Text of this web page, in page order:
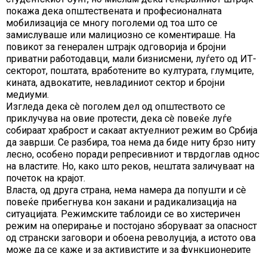
покажа дека општествената и професионалната
мобилизација се многу поголеми од тоа што се
замислуваше или малициозно се коментираше. На
повикот за генерален штрајк одговорија и бројни
приватни работодавци, мали бизнисмени, луѓето од ИТ-
секторот, поштата, вработените во културата, глумците,
кината, адвокатите, невладиниот сектор и бројни
медиуми.
Изгледа дека сè поголем дел од општеството се
приклучува на овие протести, дека сè повеќе луѓе
собираат храброст и сакаат актуелниот режим во Србија
да заврши. Се разбира, тоа нема да биде ниту брзо ниту
лесно, особено поради репресивниот и тврдоглав однос
на властите. Но, како што реков, нештата заличуваат на
почеток на крајот.
Власта, од друга страна, нема намера да попушти и сè
повеќе прибегнува кон закани и радикализација на
ситуацијата. Режимските таблоиди се во хистеричен
режим на оперирање и постојано зборуваат за опасност
од странски заговори и обоена револуција, а истото ова
може да се каже и за активистите и за функционерите